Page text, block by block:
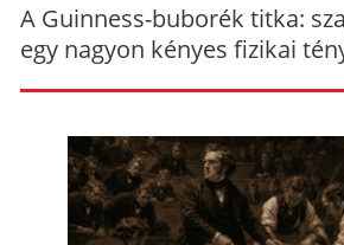
A Guinness-buborék titka:
egy nagyon kényes fizikai